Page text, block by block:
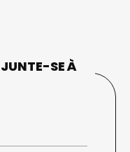
JUNTE-SE À